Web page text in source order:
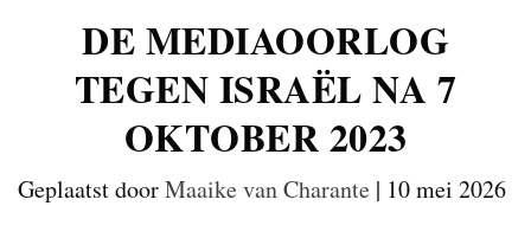
DE MEDIAOORLOG
TEGEN ISRAËL NA 7
OKTOBER 2023
Geplaatst doorMaaike van Charante| 10 mei 2026